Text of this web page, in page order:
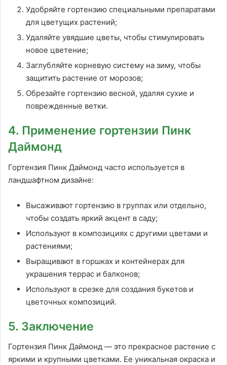
Удобряйте гортензию специальными препаратами
для цветущих растений;
Удаляйте увядшие цветы, чтобы стимулировать
новое цветение;
Заглубляйте корневую систему на зиму, чтобы
защитить растение от морозов;
Обрезайте гортензию весной, удаляя сухие и
поврежденные ветки.
4. Применение гортензии Пинк
Даймонд
Гортензия Пинк Даймонд часто используется в
ландшафтном дизайне:
Высаживают гортензию в группах или отдельно,
чтобы создать яркий акцент в саду;
Используют в композициях с другими цветами и
растениями;
Выращивают в горшках и контейнерах для
украшения террас и балконов;
Используют в срезке для создания букетов и
цветочных композиций.
5. Заключение
Гортензия Пинк Даймонд — это прекрасное растение с
яркими и крупными цветками. Ее уникальная окраска и